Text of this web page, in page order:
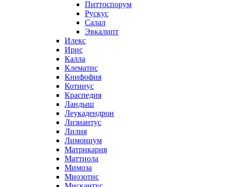
Питтоспорум
Рускус
Салал
Эвкалипт
Илекс
Ирис
Калла
Клематис
Книфофия
Котинус
Краспедия
Ландыш
Леукадендрон
Лизиантус
Лилия
Лимониум
Матрикария
Маттиола
Мимоза
Миозотис